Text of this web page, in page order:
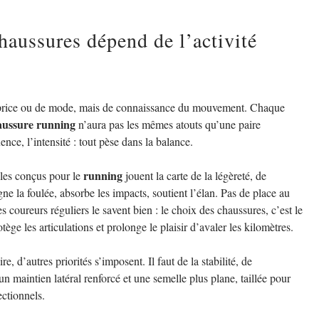
dépend de l’activité
ou de mode, mais de connaissance du mouvement. Chaque
runningn’aura pas les mêmes atouts qu’une paire
l’intensité : tout pèse dans la balance.
conçus pour lerunningjouent la carte de la légèreté, de
la foulée, absorbe les impacts, soutient l’élan. Pas de place au
réguliers le savent bien : le choix des chaussures, c’est le
les articulations et prolonge le plaisir d’avaler les kilomètres.
d’autres priorités s’imposent. Il faut de la stabilité, de
maintien latéral renforcé et une semelle plus plane, taillée pour